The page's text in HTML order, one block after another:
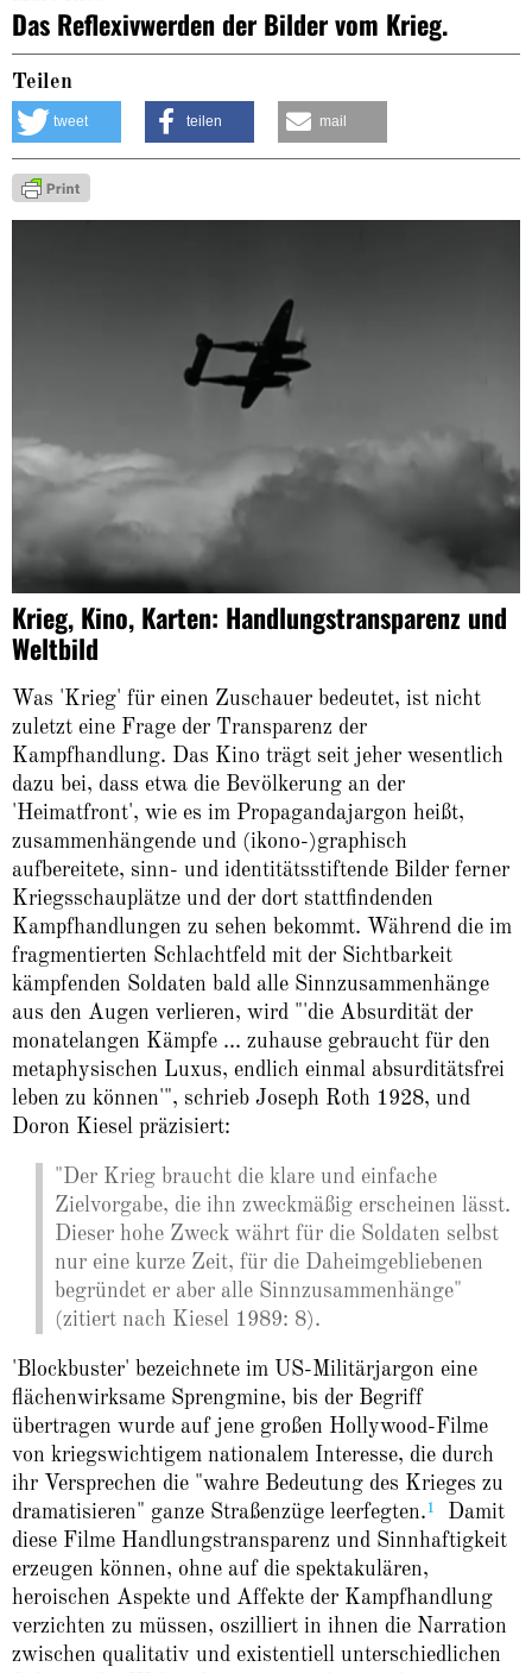
Krieg, Kino, Karten: Handlungstransparenz und
Weltbild
Was 'Krieg' für einen Zuschauer bedeutet, ist nicht
zuletzt eine Frage der Transparenz der
Kampfhandlung. Das Kino trägt seit jeher wesentlich
dazu bei, dass etwa die Bevölkerung an der
'Heimatfront', wie es im Propagandajargon heißt,
zusammenhängende und (ikono-)graphisch
aufbereitete, sinn- und identitätsstiftende Bilder ferner
Kriegsschauplätze und der dort stattfindenden
Kampfhandlungen zu sehen bekommt. Während die im
fragmentierten Schlachtfeld mit der Sichtbarkeit
kämpfenden Soldaten bald alle Sinnzusammenhänge
aus den Augen verlieren, wird "'die Absurdität der
monatelangen Kämpfe ... zuhause gebraucht für den
metaphysischen Luxus, endlich einmal absurditätsfrei
leben zu können'", schrieb Joseph Roth 1928, und
Doron Kiesel präzisiert:
"Der Krieg braucht die klare und einfache
Zielvorgabe, die ihn zweckmäßig erscheinen lässt.
Dieser hohe Zweck währt für die Soldaten selbst
nur eine kurze Zeit, für die Daheimgebliebenen
begründet er aber alle Sinnzusammenhänge"
(zitiert nach Kiesel 1989: 8).
'Blockbuster' bezeichnete im US-Militärjargon eine
flächenwirksame Sprengmine, bis der Begriff
übertragen wurde auf jene großen Hollywood-Filme
von kriegswichtigem nationalem Interesse, die durch
ihr Versprechen die "wahre Bedeutung des Krieges zu
dramatisieren" ganze Straßenzüge leerfegten.1
Damit
diese Filme Handlungstransparenz und Sinnhaftigkeit
erzeugen können, ohne auf die spektakulären,
heroischen Aspekte und Affekte der Kampfhandlung
verzichten zu müssen, oszilliert in ihnen die Narration
zwischen qualitativ und existentiell unterschiedlichen
Das Reflexivwerden der Bilder vom Krieg.
Teilen
tweet teilen mail